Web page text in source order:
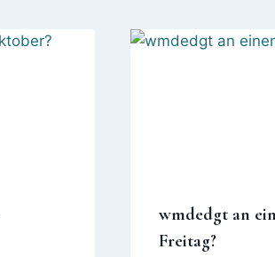
wmdedgt an
Freitag?